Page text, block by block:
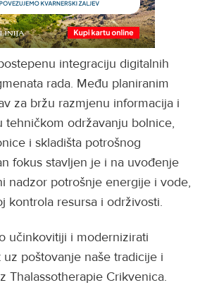
integraciju digitalnih
rada. Među planiranim
za bržu razmjenu informacija i
tehničkom održavanju bolnice,
i skladišta potrošnog
fokus stavljen je i na uvođenje
nadzor potrošnje energije i vode,
kontrola resursa i održivosti.
učinkovitiji i modernizirati
poštovanje naše tradicije i
Thalassotherapie Crikvenica.